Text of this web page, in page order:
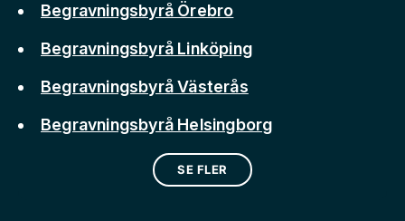
Begravningsbyrå Örebro
Begravningsbyrå Linköping
Begravningsbyrå Västerås
Begravningsbyrå Helsingborg
SE FLER